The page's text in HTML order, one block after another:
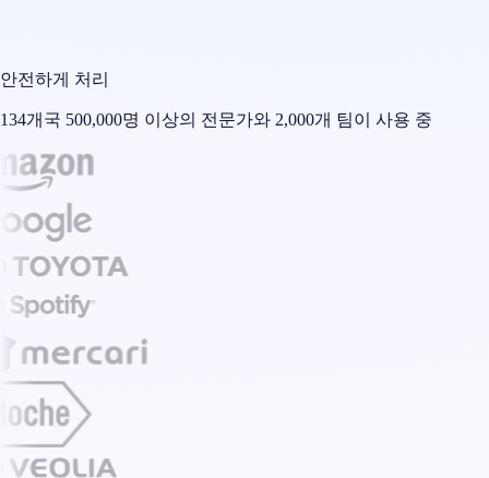
안전하게 처리
134개국 500,000명 이상의 전문가와 2,000개 팀이 사용 중